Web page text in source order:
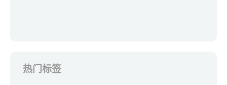
热门标签